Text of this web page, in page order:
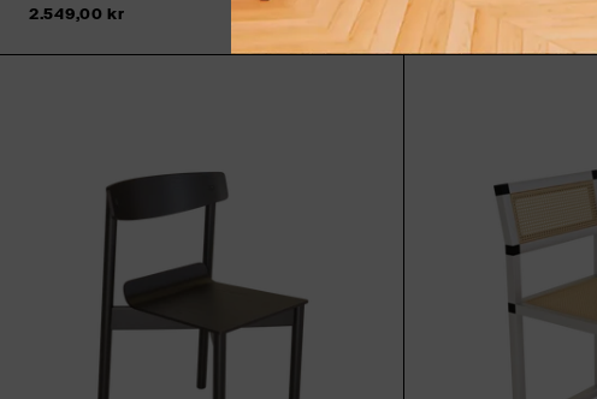
2.549,00 kr Tilføj til kurv2.549,00 kr